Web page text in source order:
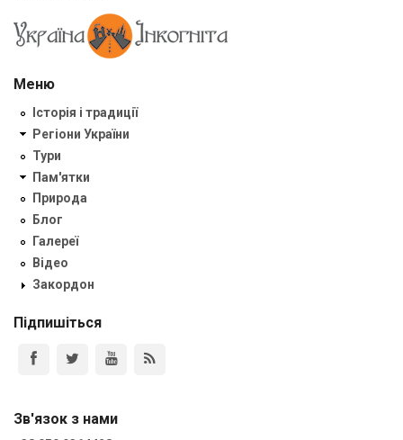
Меню
Історія і традиції
Регіони України
Тури
Пам'ятки
Природа
Блог
Галереї
Відео
Закордон
Підпишіться
Зв'язок з нами